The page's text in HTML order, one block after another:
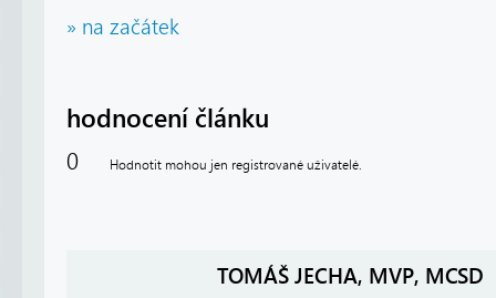
» na začátek
hodnocení článku
0 Hodnotit mohou jen registrované uživatelé.
TOMÁŠ JECHA, MVP, MCSD